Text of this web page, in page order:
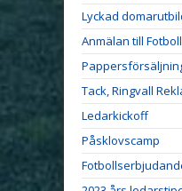
Lyckad
Anmälan till
Tack, Ringvall
Ledarkickoff
Påsklovscamp